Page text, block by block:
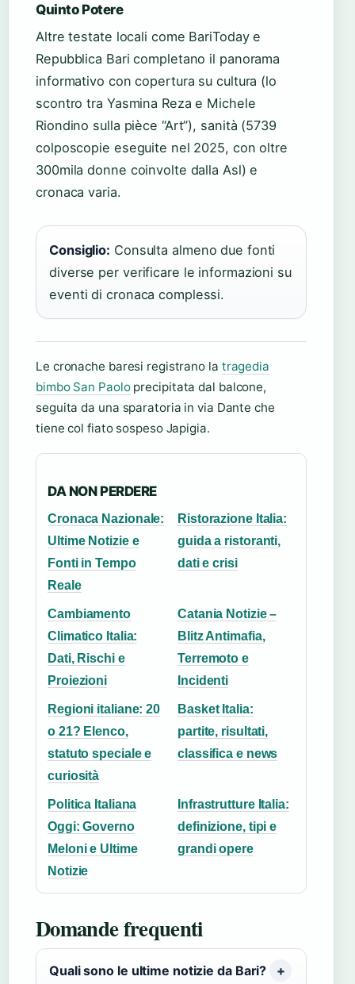
Quinto Potere
Altre testate locali come BariToday e
Repubblica Bari completano il panorama
informativo con copertura su cultura (lo
scontro tra Yasmina Reza e Michele
Riondino sulla pièce “Art”), sanità (5739
colposcopie eseguite nel 2025, con oltre
300mila donne coinvolte dalla Asl) e
cronaca varia.
Consiglio: Consulta almeno due fonti
diverse per verificare le informazioni su
eventi di cronaca complessi.
Le cronache baresi registrano la tragedia
bimbo San Paoloprecipitata dal balcone,
seguita da una sparatoria in via Dante che
tiene col fiato sospeso Japigia.
DA NON PERDERE
Cronaca Nazionale:
Ultime Notizie e
Fonti in Tempo
Reale
Ristorazione Italia:
guida a ristoranti,
dati e crisi
Cambiamento
Climatico Italia:
Dati, Rischi e
Proiezioni
Catania Notizie –
Blitz Antimafia,
Terremoto e
Incidenti
Regioni italiane: 20
o 21? Elenco,
statuto speciale e
curiosità
Basket Italia:
partite, risultati,
classifica e news
Politica Italiana
Oggi: Governo
Meloni e Ultime
Notizie
Infrastrutture Italia:
definizione, tipi e
grandi opere
Domande frequenti
Quali sono le ultime notizie da Bari?